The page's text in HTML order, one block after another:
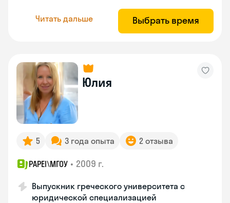
Читать дальше Выбрать время
Юлия
5 3 года опыта 2 отзыва
PAPEI\MГОУ • 2009 г.
Выпускник греческого университета с
юридической специализацией